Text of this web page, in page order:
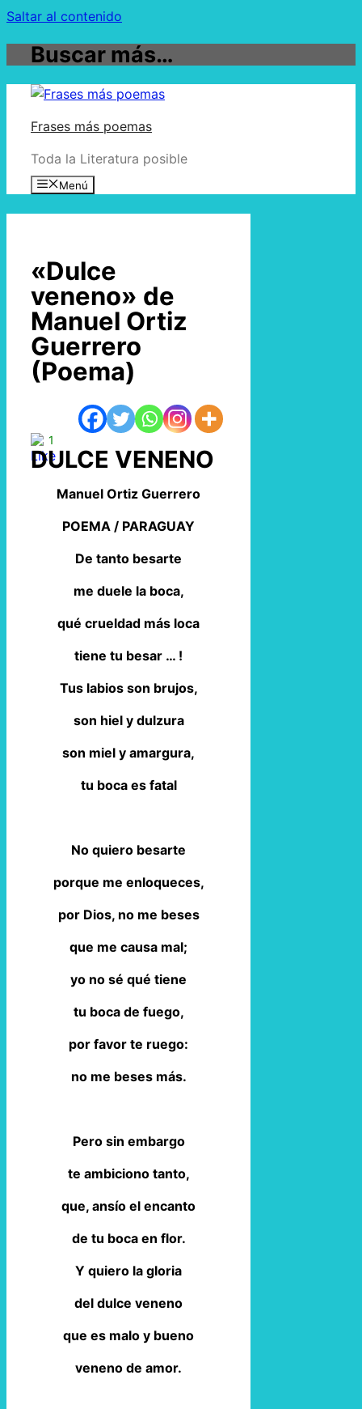
Saltar al contenido
Buscar más…
Frases más poemas
Toda la Literatura posible
Menú
«Dulce
veneno» de
Manuel Ortiz
Guerrero
(Poema)
1
DULCE VENENO
Manuel Ortiz Guerrero
POEMA / PARAGUAY
De tanto besarte
me duele la boca,
qué crueldad más loca
tiene tu besar … !
Tus labios son brujos,
son hiel y dulzura
son miel y amargura,
tu boca es fatal
No quiero besarte
porque me enloqueces,
por Dios, no me beses
que me causa mal;
yo no sé qué tiene
tu boca de fuego,
por favor te ruego:
no me beses más.
Pero sin embargo
te ambiciono tanto,
que, ansío el encanto
de tu boca en flor.
Y quiero la gloria
del dulce veneno
que es malo y bueno
veneno de amor.